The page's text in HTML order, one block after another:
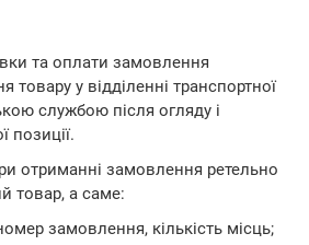
та оплати замовлення
товару у відділенні транспортної
службою після огляду і
позиції.
отриманні замовлення ретельно
товар, а саме:
замовлення, кількість місць;